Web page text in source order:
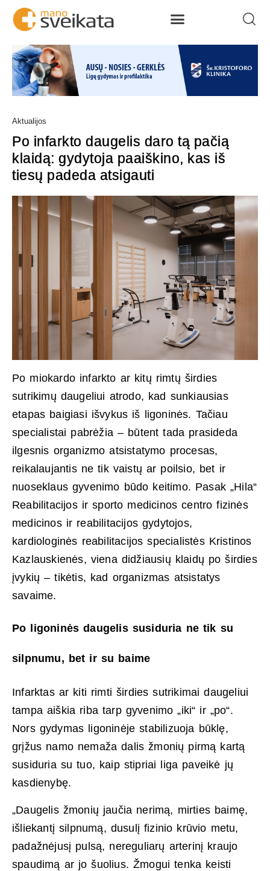
Aktualijos
Po infarkto daugelis daro tą pačią
klaidą: gydytoja paaiškino, kas iš
tiesų padeda atsigauti
Po miokardo infarkto ar kitų rimtų širdies
sutrikimų daugeliui atrodo, kad sunkiausias
etapas baigiasi išvykus iš ligoninės. Tačiau
specialistai pabrėžia – būtent tada prasideda
ilgesnis organizmo atsistatymo procesas,
reikalaujantis ne tik vaistų ar poilsio, bet ir
nuoseklaus gyvenimo būdo keitimo. Pasak „Hila“
Reabilitacijos ir sporto medicinos centro fizinės
medicinos ir reabilitacijos gydytojos,
kardiologinės reabilitacijos specialistės Kristinos
Kazlauskienės, viena didžiausių klaidų po širdies
įvykių – tikėtis, kad organizmas atsistatys
savaime.
Po ligoninės daugelis susiduria ne tik su
silpnumu, bet ir su baime
Infarktas ar kiti rimti širdies sutrikimai daugeliui
tampa aiškia riba tarp gyvenimo „iki“ ir „po“.
Nors gydymas ligoninėje stabilizuoja būklę,
grįžus namo nemaža dalis žmonių pirmą kartą
susiduria su tuo, kaip stipriai liga paveikė jų
kasdienybę.
„Daugelis žmonių jaučia nerimą, mirties baimę,
išliekantį silpnumą, dusulį fizinio krūvio metu,
padažnėjusį pulsą, nereguliarų arterinį kraujo
spaudimą ar jo šuolius. Žmogui tenka keisti